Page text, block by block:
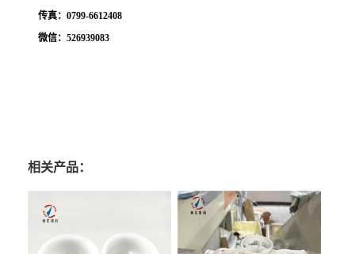
传真： 0799-6612408
微信： 526939083
相关产品：